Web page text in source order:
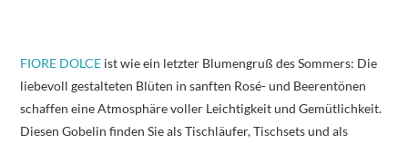
FIORE DOLCE ist wie ein letzter Blumengruß des Sommers: Die
liebevoll gestalteten Blüten in sanften Rosé- und Beerentönen
schaffen eine Atmosphäre voller Leichtigkeit und Gemütlichkeit.
Diesen Gobelin finden Sie als Tischläufer, Tischsets und als